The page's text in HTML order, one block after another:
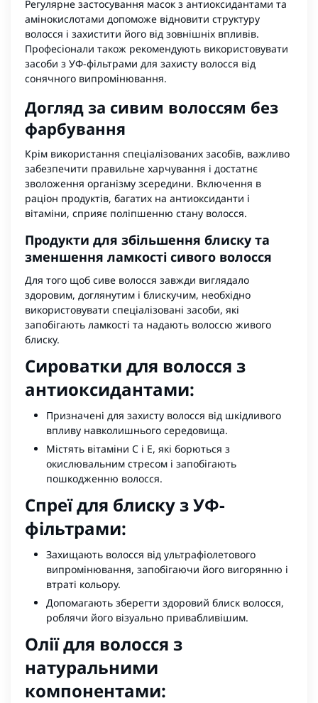
Регулярне застосування масок з антиоксидантами та
амінокислотами допоможе відновити структуру
волосся і захистити його від зовнішніх впливів.
Професіонали також рекомендують використовувати
засоби з УФ-фільтрами для захисту волосся від
сонячного випромінювання.
Догляд за сивим волоссям без
фарбування
Крім використання спеціалізованих засобів, важливо
забезпечити правильне харчування і достатнє
зволоження організму зсередини. Включення в
раціон продуктів, багатих на антиоксиданти і
вітаміни, сприяє поліпшенню стану волосся.
Продукти для збільшення блиску та
зменшення ламкості сивого волосся
Для того щоб сиве волосся завжди виглядало
здоровим, доглянутим і блискучим, необхідно
використовувати спеціалізовані засоби, які
запобігають ламкості та надають волоссю живого
блиску.
Сироватки для волосся з
антиоксидантами:
Призначені для захисту волосся від шкідливого
впливу навколишнього середовища.
Містять вітаміни C і E, які борються з
окислювальним стресом і запобігають
пошкодженню волосся.
Спреї для блиску з УФ-
фільтрами:
Захищають волосся від ультрафіолетового
випромінювання, запобігаючи його вигорянню і
втраті кольору.
Допомагають зберегти здоровий блиск волосся,
роблячи його візуально привабливішим.
Олії для волосся з
натуральними
компонентами: